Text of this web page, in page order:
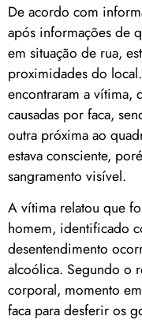
De acordo com
após informações de
em situação de rua,
proximidades do
encontraram a vítima,
causadas por faca,
outra próxima ao
estava consciente,
sangramento visível.
A vítima relatou que
homem, identificado
desentendimento
alcoólica. Segundo o
corporal, momento
faca para desferir os